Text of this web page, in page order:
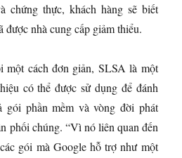
chứng thực, khách hàng sẽ biết
được nhà cung cấp giảm thiểu.
một cách đơn giản, SLSA là một
có thể được sử dụng để đánh
gói phần mềm và vòng đời phát
phối chúng. “Vì nó liên quan đến
gói mà Google hỗ trợ như một